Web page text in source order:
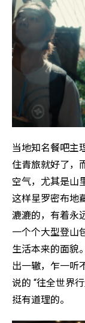
当地知名餐吧主
住青旅就好了，
空气，尤其是山
这样星罗密布地
漉漉的，有着永
一个个大型登山
生活本来的面貌
出一辙，乍一听
说的 “往全世界
挺有道理的。